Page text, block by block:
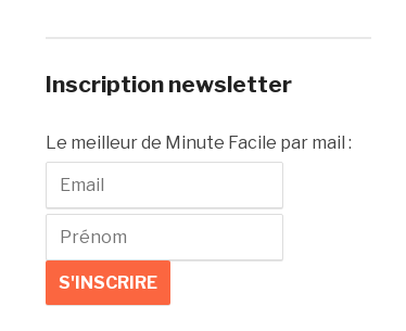
Inscription newsletter
Le meilleur de Minute Facile par mail :